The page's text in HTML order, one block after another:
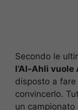
Secondo le
l’Al-Ahli vuole
disposto a
convincerlo.
un